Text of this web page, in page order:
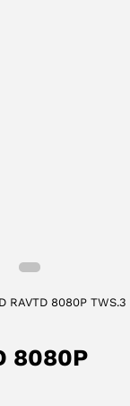
8080P TWS.3
8080P
ACCETTA